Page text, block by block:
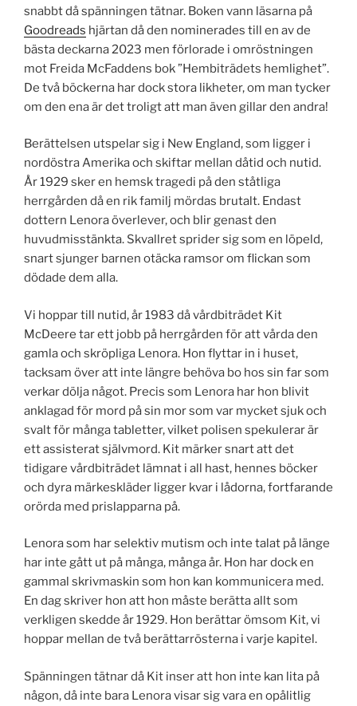
snabbt då spänningen tätnar. Boken vann läsarna på
Goodreads hjärtan då den nominerades till en av de
bästa deckarna 2023 men förlorade i omröstningen
mot Freida McFaddens bok ”Hembiträdets hemlighet”.
De två böckerna har dock stora likheter, om man tycker
om den ena är det troligt att man även gillar den andra!
Berättelsen utspelar sig i New England, som ligger i
nordöstra Amerika och skiftar mellan dåtid och nutid.
År 1929 sker en hemsk tragedi på den ståtliga
herrgården då en rik familj mördas brutalt. Endast
dottern Lenora överlever, och blir genast den
huvudmisstänkta. Skvallret sprider sig som en löpeld,
snart sjunger barnen otäcka ramsor om flickan som
dödade dem alla.
Vi hoppar till nutid, år 1983 då vårdbiträdet Kit
McDeere tar ett jobb på herrgården för att vårda den
gamla och skröpliga Lenora. Hon flyttar in i huset,
tacksam över att inte längre behöva bo hos sin far som
verkar dölja något. Precis som Lenora har hon blivit
anklagad för mord på sin mor som var mycket sjuk och
svalt för många tabletter, vilket polisen spekulerar är
ett assisterat självmord. Kit märker snart att det
tidigare vårdbiträdet lämnat i all hast, hennes böcker
och dyra märkeskläder ligger kvar i lådorna, fortfarande
orörda med prislapparna på.
Lenora som har selektiv mutism och inte talat på länge
har inte gått ut på många, många år. Hon har dock en
gammal skrivmaskin som hon kan kommunicera med.
En dag skriver hon att hon måste berätta allt som
verkligen skedde år 1929. Hon berättar ömsom Kit, vi
hoppar mellan de två berättarrösterna i varje kapitel.
Spänningen tätnar då Kit inser att hon inte kan lita på
någon, då inte bara Lenora visar sig vara en opålitlig